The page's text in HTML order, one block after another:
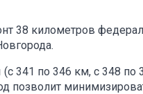
38 километров
341 по 346 км, с 348 по
позволит